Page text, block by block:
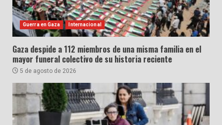
Guerra en Gaza Internacional
Gaza despide a 112 miembros de una misma familia en el
mayor funeral colectivo de su historia reciente
5 de agosto de 2026